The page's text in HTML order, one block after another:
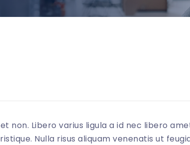
non. Libero varius ligula a id nec libero
Nulla risus aliquam venenatis ut